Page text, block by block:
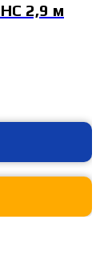
2,9 м